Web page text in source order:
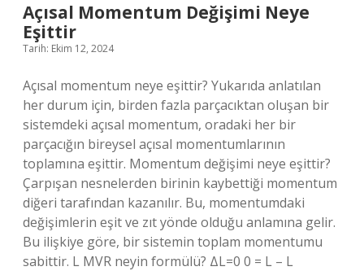
Açısal Momentum Değişimi Neye
Eşittir
Tarih: Ekim 12, 2024
Açısal momentum neye eşittir? Yukarıda anlatılan
her durum için, birden fazla parçacıktan oluşan bir
sistemdeki açısal momentum, oradaki her bir
parçacığın bireysel açısal momentumlarının
toplamına eşittir. Momentum değişimi neye eşittir?
Çarpışan nesnelerden birinin kaybettiği momentum
diğeri tarafından kazanılır. Bu, momentumdaki
değişimlerin eşit ve zıt yönde olduğu anlamına gelir.
Bu ilişkiye göre, bir sistemin toplam momentumu
sabittir. L MVR neyin formülü? ΔL=0 0 = L – L